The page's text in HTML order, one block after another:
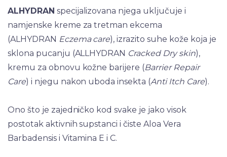
ALHYDRAN specijalizovana njega uključuje i
namjenske kreme za tretman ekcema
(ALHYDRAN Eczema care), izrazito suhe kože koja je
sklona pucanju (ALLHYDRAN Cracked Dry skin),
kremu za obnovu kožne barijere (Barrier Repair
Care) i njegu nakon uboda insekta (Anti Itch Care).
Ono što je zajedničko kod svake je jako visok
postotak aktivnih supstanci i čiste Aloa Vera
Barbadensis i Vitamina E i C.